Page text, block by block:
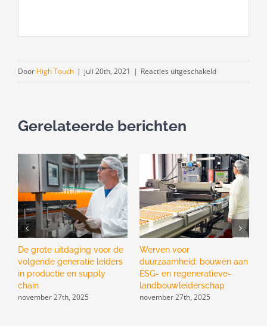
Door High Touch | juli 20th, 2021 | Reacties uitgeschakeldvoor
Touch
Ton
Gielen
op
het
lijf
Gerelateerde berichten
De grote uitdaging voor de
volgende generatie leiders
in productie en supply
chain
november 27th, 2025
Werven voor
duurzaamheid: bouwen aan
ESG- en regeneratieve-
landbouwleiderschap
november 27th, 2025